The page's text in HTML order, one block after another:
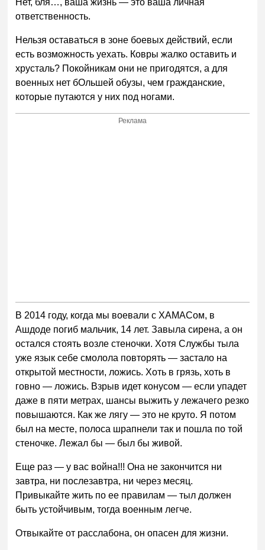
ответственность.
Нельзя оставаться в зоне боевых действий, если
есть возможность уехать. Ковры жалко оставить и
хрусталь? Покойникам они не пригодятся, а для
военных нет бОльшей обузы, чем гражданские,
которые путаются у них под ногами.
Реклама
В 2014 году, когда мы воевали с ХАМАСом, в
Ашдоде погиб мальчик, 14 лет. Завыла сирена, а он
остался стоять возле стеночки. Хотя Службы тыла
уже язык себе смолола повторять — застало на
открытой местности, ложись. Хоть в грязь, хоть в
говно — ложись. Взрыв идет конусом — если упадет
даже в пяти метрах, шансы выжить у лежачего резко
повышаются. Как же лягу — это не круто. Я потом
был на месте, полоса шрапнели так и пошла по той
стеночке. Лежал бы — был бы живой.
Еще раз — у вас война!!! Она не закончится ни
завтра, ни послезавтра, ни через месяц.
Привыкайте жить по ее правилам — тыл должен
быть устойчивым, тогда военным легче.
Отвыкайте от расслабона, он опасен для жизни.